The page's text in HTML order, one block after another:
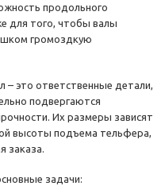
продольного
для того, чтобы валы
громоздкую
– это ответственные детали,
подвергаются
Их размеры зависят
высоты подъема тельфера,
заказа.
задачи: